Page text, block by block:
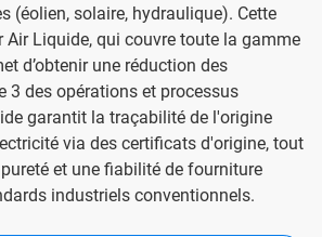
(éolien, solaire, hydraulique). Cette
Liquide, qui couvre toute la gamme
d’obtenir une réduction des
3 des opérations et processus
garantit la traçabilité de l'origine
via des certificats d'origine, tout
et une fiabilité de fourniture
industriels conventionnels.